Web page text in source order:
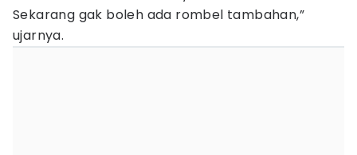
Sekarang gak boleh ada rombel tambahan,”
ujarnya.